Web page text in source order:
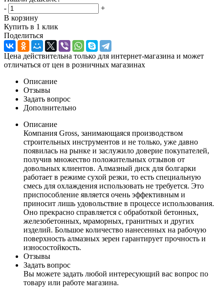
-
+
В корзину
Купить в 1 клик
Поделиться
Цена действительна только для интернет-магазина и может
отличаться от цен в розничных магазинах
Описание
Отзывы
Задать вопрос
Дополнительно
Описание
Компания Gross, занимающаяся производством
строительных инструментов и не только, уже давно
появилась на рынке и заслужило доверие покупателей,
получив множество положительных отзывов от
довольных клиентов. Алмазный диск для болгарки
работает в режиме сухой резки, то есть специальную
смесь для охлаждения использовать не требуется. Это
приспособление является очень эффективным и
приносит лишь удовольствие в процессе использования.
Оно прекрасно справляется с обработкой бетонных,
железобетонных, мраморных, гранитных и других
изделий. Большое количество нанесенных на рабочую
поверхность алмазных зерен гарантирует прочность и
износостойкость.
Отзывы
Задать вопрос
Вы можете задать любой интересующий вас вопрос по
товару или работе магазина.